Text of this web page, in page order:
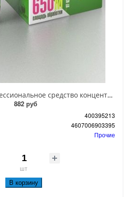
Циперметрин Профессиональное средство концентрат эмульсии 25% для уничтожения тараканов, мух,комаров, блох, клопов, муравьев, ос 50 мл
882 руб
400395213
4607006903395
Прочие
шт
В корзину